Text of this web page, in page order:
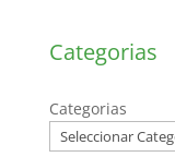
Categorias
Categorias